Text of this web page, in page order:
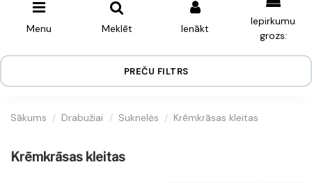
Menu Meklēt Ienākt
Iepirkumu
grozs:
PREČU FILTRS
Sākums Drabužiai Suknelės Krēmkrāsas kleitas
Krēmkrāsas kleitas